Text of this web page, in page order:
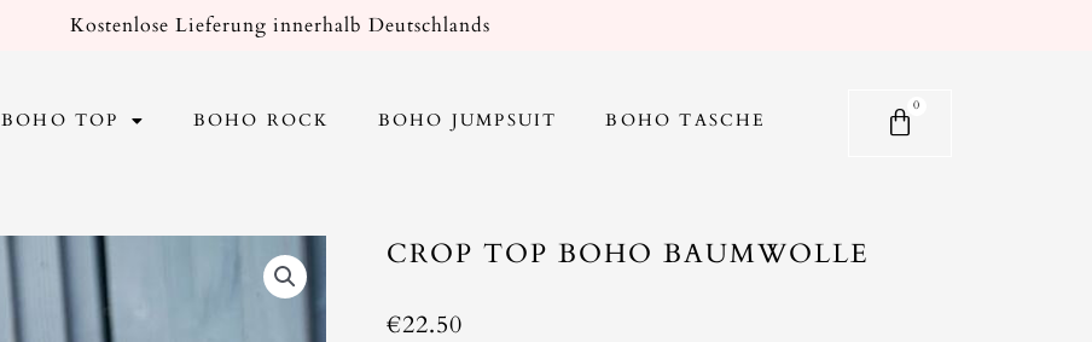
Kostenlose Lieferung innerhalb Deutschlands
BOHO TOP BOHO ROCK BOHO JUMPSUIT BOHO TASCHE
0
Warenkorb
CROP TOP BOHO BAUMWOLLE
€22.50